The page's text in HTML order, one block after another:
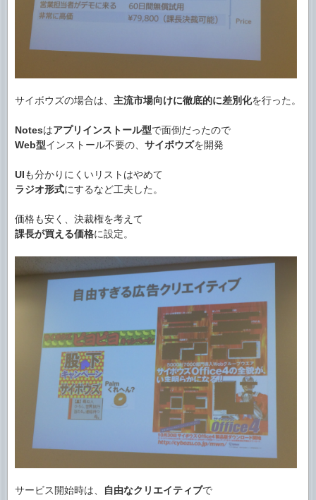
サイボウズの場合は、 主流市場向けに徹底的に差別化を行った。
Notesはアプリインストール型で面倒だったので
Web型インストール不要の、 サイボウズを開発
UIも分かりにくいリストはやめて
ラジオ形式にするなど工夫した。
価格も安く、決裁権を考えて
課長が買える価格に設定。
サービス開始時は、 自由なクリエイティブで